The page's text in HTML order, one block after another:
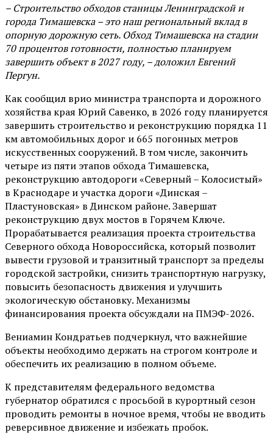
– Строительство обходов станицы Ленинградской и
города Тимашевска – это наш региональный вклад в
опорную дорожную сеть. Обход Тимашевска на стадии
70 процентов готовности, полностью планируем
завершить объект в 2027 году, – доложил Евгений
Пергун.
Как сообщил врио министра транспорта и дорожного
хозяйства края Юрий Савенко, в 2026 году планируется
завершить строительство и реконструкцию порядка 11
км автомобильных дорог и 665 погонных метров
искусственных сооружений. В том числе, закончить
четыре из пяти этапов обхода Тимашевска,
реконструкцию автодороги «Северный – Колосистый»
в Краснодаре и участка дороги «Динская –
Пластуновская» в Динском районе. Завершат
реконструкцию двух мостов в Горячем Ключе.
Прорабатывается реализация проекта строительства
Северного обхода Новороссийска, который позволит
вывести грузовой и транзитный транспорт за пределы
городской застройки, снизить транспортную нагрузку,
повысить безопасность движения и улучшить
экологическую обстановку. Механизмы
финансирования проекта обсуждали на ПМЭФ-2026.
Вениамин Кондратьев подчеркнул, что важнейшие
объекты необходимо держать на строгом контроле и
обеспечить их реализацию в полном объеме.
К представителям федерального ведомства
губернатор обратился с просьбой в курортный сезон
проводить ремонты в ночное время, чтобы не вводить
реверсивное движение и избежать пробок.